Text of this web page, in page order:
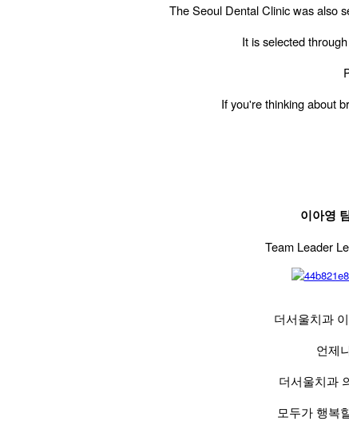
The Seoul Dental Clinic was also
It is selected
If you're thinking about
이아영
Team Leader
더서울치과
언제
더서울치과
모두가 행복